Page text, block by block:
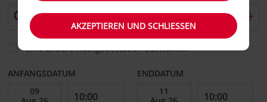
Eine andere Rückgabestation auswählen
ANFANGSDATUM ENDDATUM
AKZEPTIEREN UND SCHLIESSEN